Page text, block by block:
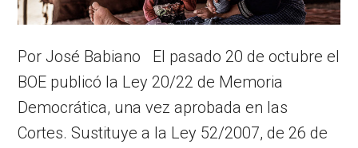
Por José Babiano El pasado 20 de octubre el
BOE publicó la Ley 20/22 de Memoria
Democrática, una vez aprobada en las
Cortes. Sustituye a la Ley 52/2007, de 26 de